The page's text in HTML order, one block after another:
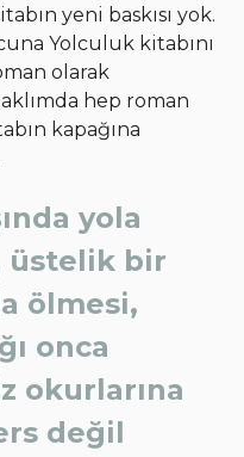
yeni baskısı yok.
Yolculuk kitabını
olarak
hep roman
kapağına
yola
üstelik bir
ölmesi,
onca
okurlarına
değil